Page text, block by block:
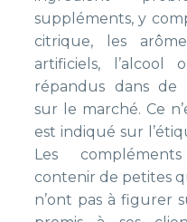
suppléments, y
citrique, les
artificiels,
répandus dans de
sur le marché. Ce
est indiqué sur
Les
contenir de petites
n’ont pas à figurer